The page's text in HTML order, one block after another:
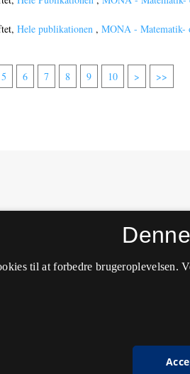
Hele publikationen , MONA - Matematik-
5 6 7 8 9 10 > >>
til at forbedre brugeroplevelsen.